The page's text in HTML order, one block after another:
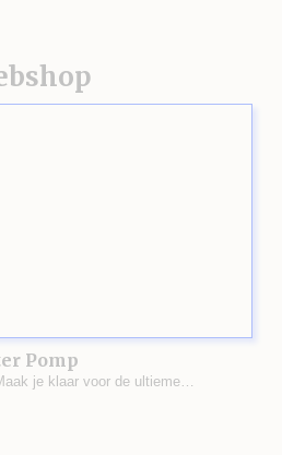
Pomp
je klaar voor de ultieme…